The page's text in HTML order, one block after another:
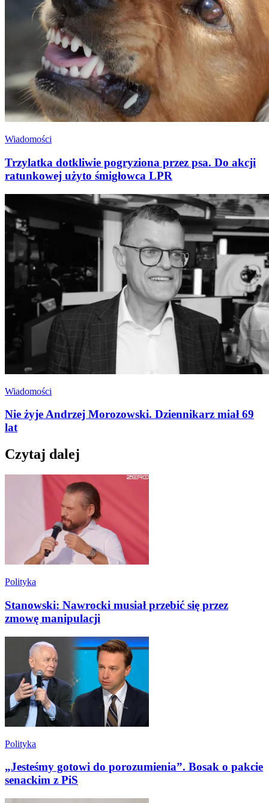
Wiadomości
Trzylatka dotkliwie pogryziona przez psa. Do akcji
ratunkowej użyto śmigłowca LPR
Wiadomości
Nie żyje Andrzej Morozowski. Dziennikarz miał 69
lat
Czytaj dalej
Polityka
Stanowski: Nawrocki musiał przebić się przez
zmowę manipulacji
Polityka
„Jesteśmy gotowi do porozumienia”. Bosak o pakcie
senackim z PiS